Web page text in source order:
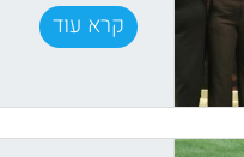
קרא עוד